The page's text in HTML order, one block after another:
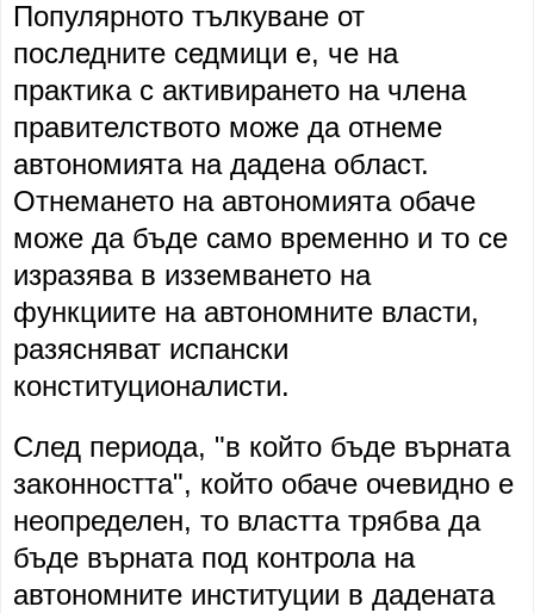
Популярното тълкуване от
последните седмици е, че на
практика с активирането на члена
правителството може да отнеме
автономията на дадена област.
Отнемането на автономията обаче
може да бъде само временно и то се
изразява в изземването на
функциите на автономните власти,
разясняват испански
конституционалисти.
След периода, "в който бъде върната
законността", който обаче очевидно е
неопределен, то властта трябва да
бъде върната под контрола на
автономните институции в дадената